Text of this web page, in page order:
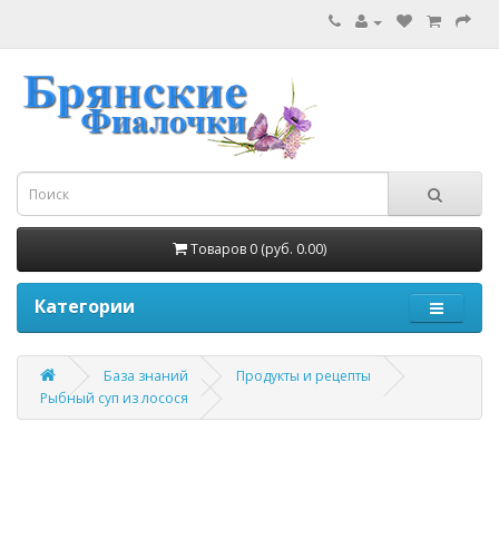
Товаров 0 (руб. 0.00)
Категории
База знаний
Продукты и рецепты
Рыбный суп из лосося